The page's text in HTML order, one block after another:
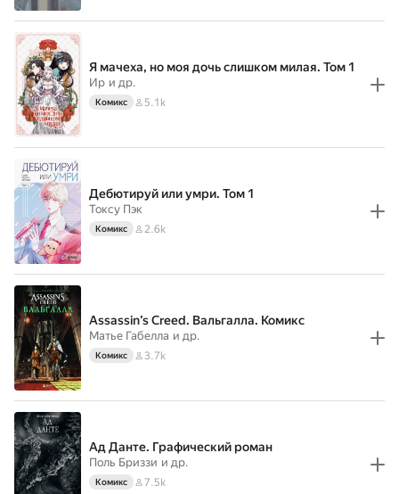
Я мачеха, но моя дочь слишком милая. Том 1
Ир и др.
Комикс 5.1k
Дебютируй или умри. Том 1
Токсу Пэк
Комикс 2.6k
Assassin’s Creed. Вальгалла. Комикс
Матье Габелла и др.
Комикс 3.7k
Ад Данте. Графический роман
Поль Бриззи и др.
Комикс 7.5k